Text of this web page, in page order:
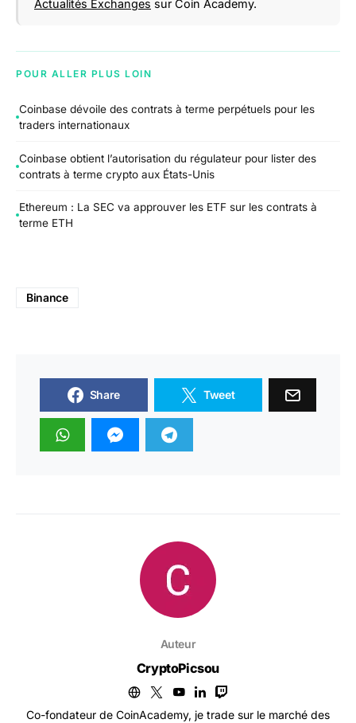
Actualités Exchanges sur Coin Academy.
POUR ALLER PLUS LOIN
Coinbase dévoile des contrats à terme perpétuels pour les
traders internationaux
Coinbase obtient l’autorisation du régulateur pour lister des
contrats à terme crypto aux États-Unis
Ethereum : La SEC va approuver les ETF sur les contrats à
terme ETH
Binance
Share Tweet
Auteur
CryptoPicsou
Co-fondateur de CoinAcademy, je trade sur le marché des